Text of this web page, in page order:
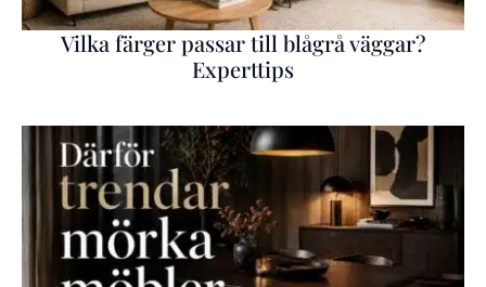
Vilka färger passar till blågrå väggar?
Experttips